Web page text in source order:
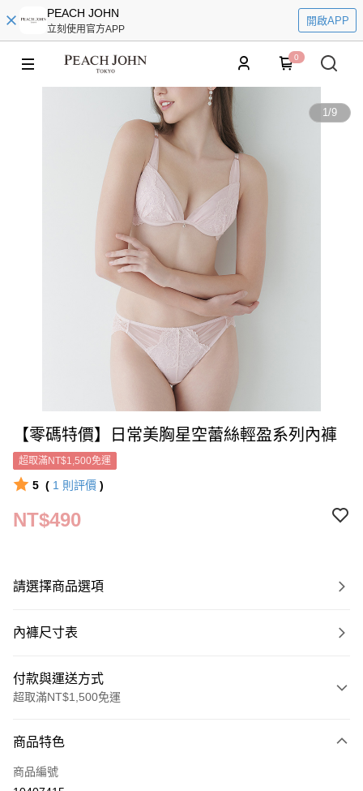
PEACH JOHN
立刻使用官方APP
開啟APP
0
1/9
【零碼特價】日常美胸星空蕾絲輕盈系列內褲
超取滿NT$1,500免運
5 ( 1 則評價 )
NT$490
請選擇商品選項
內褲尺寸表
付款與運送方式
超取滿NT$1,500免運
信用卡一次付款
超商取貨付款
商品特色
商品編號